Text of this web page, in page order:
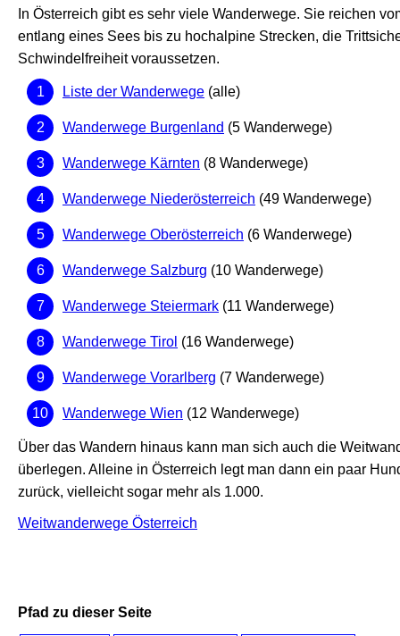
In Österreich gibt es sehr viele Wanderwege. Sie reichen
entlang eines Sees bis zu hochalpine Strecken, die
Schwindelfreiheit voraussetzen.
Liste der Wanderwege (alle)
Wanderwege Burgenland (5 Wanderwege)
Wanderwege Kärnten (8 Wanderwege)
Wanderwege Niederösterreich (49 Wanderwege)
Wanderwege Oberösterreich (6 Wanderwege)
Wanderwege Salzburg (10 Wanderwege)
Wanderwege Steiermark (11 Wanderwege)
Wanderwege Tirol (16 Wanderwege)
Wanderwege Vorarlberg (7 Wanderwege)
Wanderwege Wien (12 Wanderwege)
Über das Wandern hinaus kann man sich auch die
überlegen. Alleine in Österreich legt man dann ein paar
zurück, vielleicht sogar mehr als 1.000.
Weitwanderwege Österreich
Pfad zu dieser Seite